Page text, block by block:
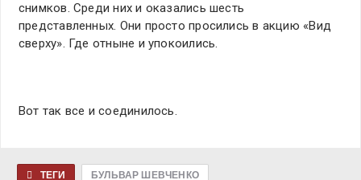
снимков. Среди них и оказались шесть
представленных. Они просто просились в акцию «Вид
сверху». Где отныне и упокоились.
Вот так все и соединилось.
ТЕГИ БУЛЬВАР ШЕВЧЕНКО